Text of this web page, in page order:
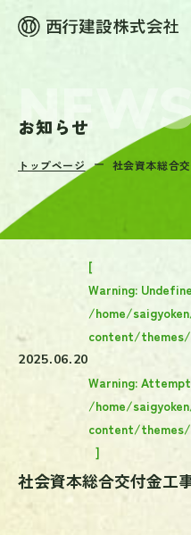
お知らせ
トップページ 社会資本総合
2025.06.20
[
Warning:
/home/
content/
Warning:
/home/
content/
]
社会資本総合交付金工